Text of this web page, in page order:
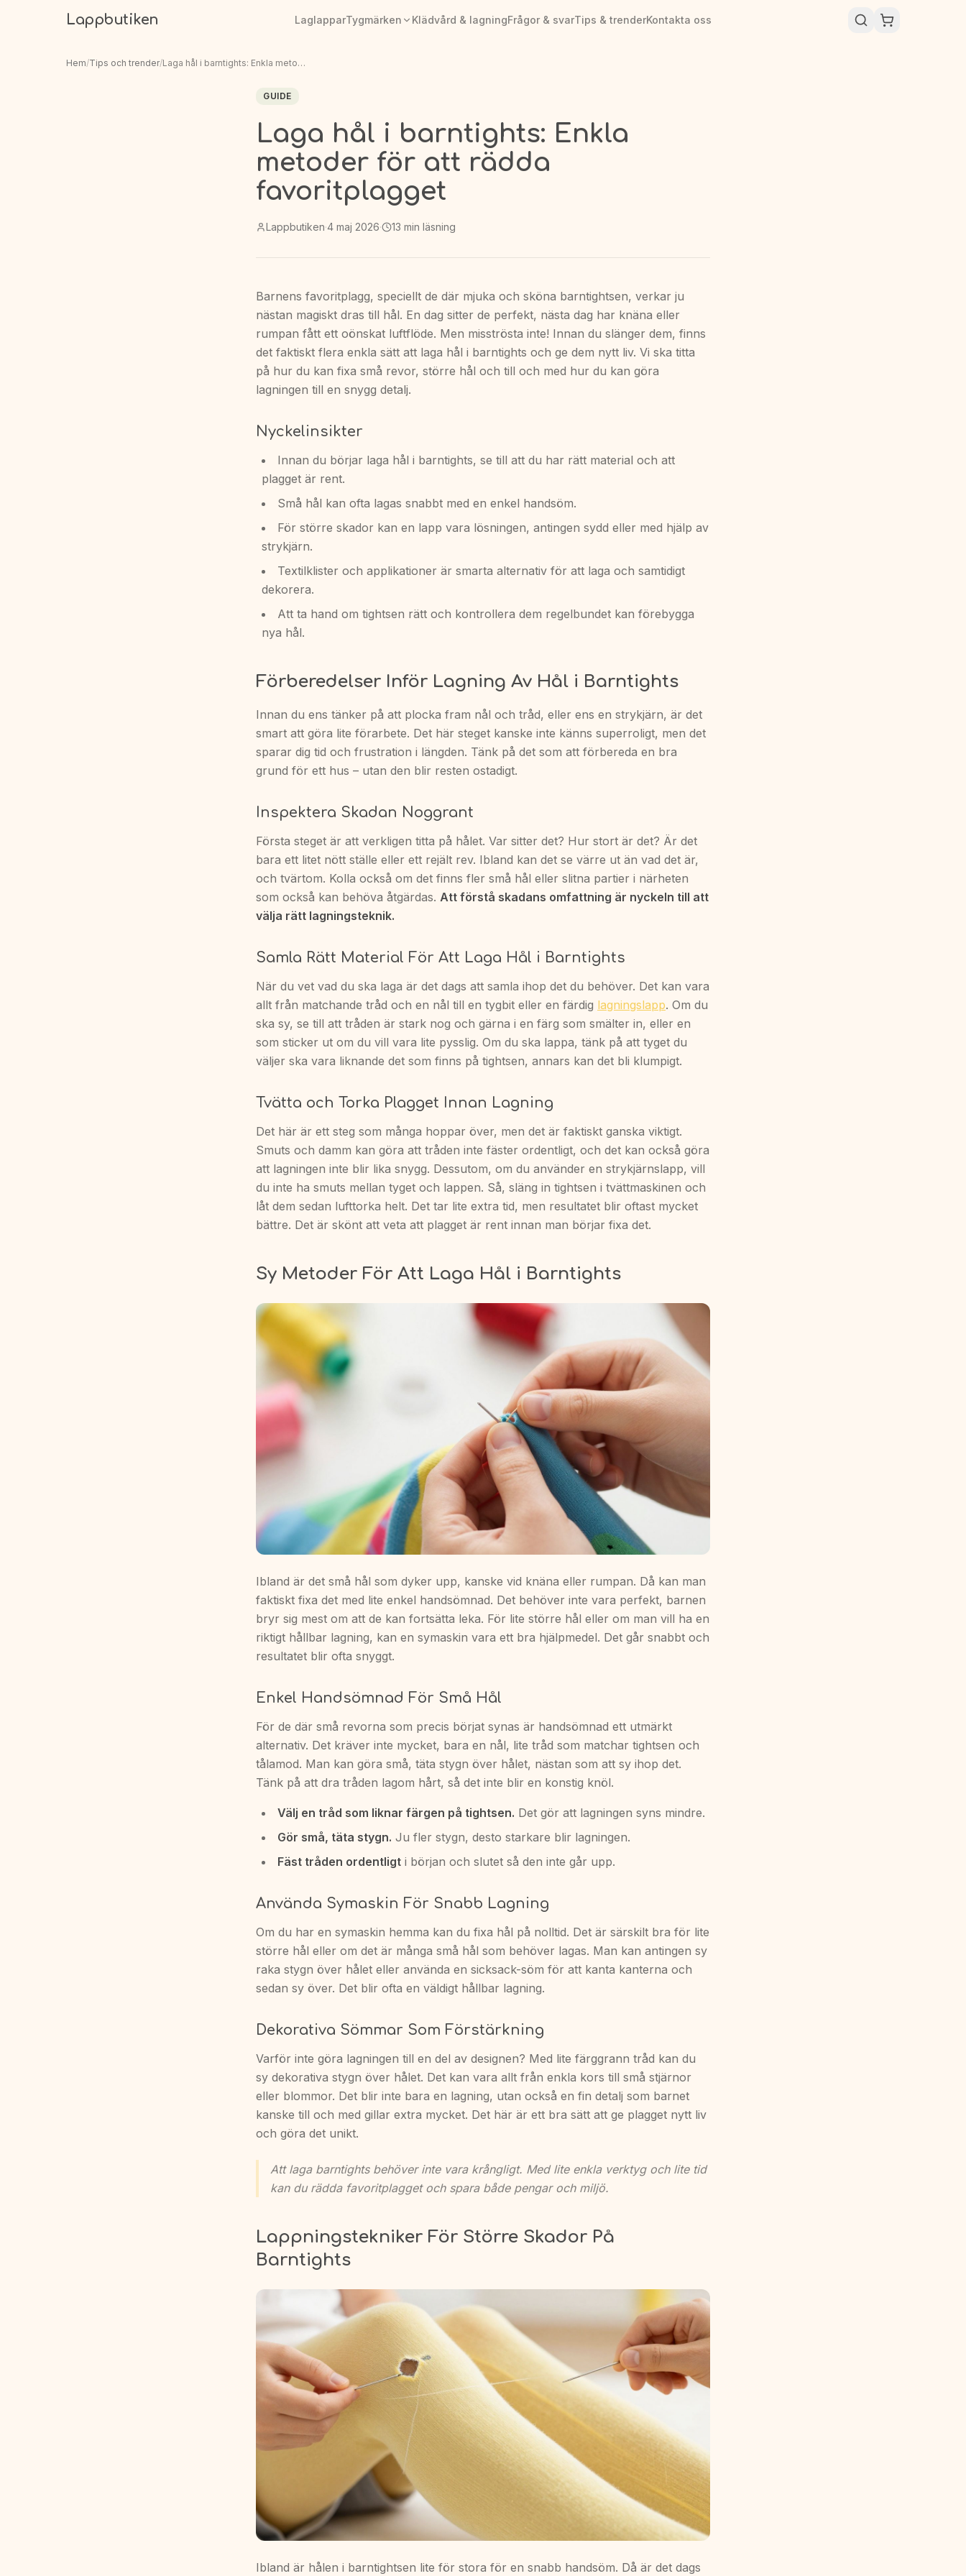
Lappbutiken LaglapparTygmärken Klädvård & lagningFrågor & svarTips & trenderKontakta oss
Hem/Tips och trender/ Laga hål i barntights: Enkla metoder för att rädda favoritplagget
GUIDE
Laga hål i barntights: Enkla
metoder för att rädda
favoritplagget
Lappbutiken·4 maj 2026· 13 min läsning
Barnens favoritplagg, speciellt de där mjuka och sköna barntightsen, verkar ju
nästan magiskt dras till hål. En dag sitter de perfekt, nästa dag har knäna eller
rumpan fått ett oönskat luftflöde. Men misströsta inte! Innan du slänger dem, finns
det faktiskt flera enkla sätt att laga hål i barntights och ge dem nytt liv. Vi ska titta
på hur du kan fixa små revor, större hål och till och med hur du kan göra
lagningen till en snygg detalj.
Nyckelinsikter
Innan du börjar laga hål i barntights, se till att du har rätt material och att
plagget är rent.
Små hål kan ofta lagas snabbt med en enkel handsöm.
För större skador kan en lapp vara lösningen, antingen sydd eller med hjälp av
strykjärn.
Textilklister och applikationer är smarta alternativ för att laga och samtidigt
dekorera.
Att ta hand om tightsen rätt och kontrollera dem regelbundet kan förebygga
nya hål.
Förberedelser Inför Lagning Av Hål i Barntights
Innan du ens tänker på att plocka fram nål och tråd, eller ens en strykjärn, är det
smart att göra lite förarbete. Det här steget kanske inte känns superroligt, men det
sparar dig tid och frustration i längden. Tänk på det som att förbereda en bra
grund för ett hus – utan den blir resten ostadigt.
Inspektera Skadan Noggrant
Första steget är att verkligen titta på hålet. Var sitter det? Hur stort är det? Är det
bara ett litet nött ställe eller ett rejält rev. Ibland kan det se värre ut än vad det är,
och tvärtom. Kolla också om det finns fler små hål eller slitna partier i närheten
som också kan behöva åtgärdas. Att förstå skadans omfattning är nyckeln till att
välja rätt lagningsteknik.
Samla Rätt Material För Att Laga Hål i Barntights
När du vet vad du ska laga är det dags att samla ihop det du behöver. Det kan vara
allt från matchande tråd och en nål till en tygbit eller en färdig lagningslapp. Om du
ska sy, se till att tråden är stark nog och gärna i en färg som smälter in, eller en
som sticker ut om du vill vara lite pysslig. Om du ska lappa, tänk på att tyget du
väljer ska vara liknande det som finns på tightsen, annars kan det bli klumpigt.
Tvätta och Torka Plagget Innan Lagning
Det här är ett steg som många hoppar över, men det är faktiskt ganska viktigt.
Smuts och damm kan göra att tråden inte fäster ordentligt, och det kan också göra
att lagningen inte blir lika snygg. Dessutom, om du använder en strykjärnslapp, vill
du inte ha smuts mellan tyget och lappen. Så, släng in tightsen i tvättmaskinen och
låt dem sedan lufttorka helt. Det tar lite extra tid, men resultatet blir oftast mycket
bättre. Det är skönt att veta att plagget är rent innan man börjar fixa det.
Sy Metoder För Att Laga Hål i Barntights
Ibland är det små hål som dyker upp, kanske vid knäna eller rumpan. Då kan man
faktiskt fixa det med lite enkel handsömnad. Det behöver inte vara perfekt, barnen
bryr sig mest om att de kan fortsätta leka. För lite större hål eller om man vill ha en
riktigt hållbar lagning, kan en symaskin vara ett bra hjälpmedel. Det går snabbt och
resultatet blir ofta snyggt.
Enkel Handsömnad För Små Hål
För de där små revorna som precis börjat synas är handsömnad ett utmärkt
alternativ. Det kräver inte mycket, bara en nål, lite tråd som matchar tightsen och
tålamod. Man kan göra små, täta stygn över hålet, nästan som att sy ihop det.
Tänk på att dra tråden lagom hårt, så det inte blir en konstig knöl.
Välj en tråd som liknar färgen på tightsen. Det gör att lagningen syns mindre.
Gör små, täta stygn. Ju fler stygn, desto starkare blir lagningen.
Fäst tråden ordentligt i början och slutet så den inte går upp.
Använda Symaskin För Snabb Lagning
Om du har en symaskin hemma kan du fixa hål på nolltid. Det är särskilt bra för lite
större hål eller om det är många små hål som behöver lagas. Man kan antingen sy
raka stygn över hålet eller använda en sicksack-söm för att kanta kanterna och
sedan sy över. Det blir ofta en väldigt hållbar lagning.
Dekorativa Sömmar Som Förstärkning
Varför inte göra lagningen till en del av designen? Med lite färggrann tråd kan du
sy dekorativa stygn över hålet. Det kan vara allt från enkla kors till små stjärnor
eller blommor. Det blir inte bara en lagning, utan också en fin detalj som barnet
kanske till och med gillar extra mycket. Det här är ett bra sätt att ge plagget nytt liv
och göra det unikt.
Att laga barntights behöver inte vara krångligt. Med lite enkla verktyg och lite tid
kan du rädda favoritplagget och spara både pengar och miljö.
Lappningstekniker För Större Skador På
Barntights
Ibland är hålen i barntightsen lite för stora för en snabb handsöm. Då är det dags